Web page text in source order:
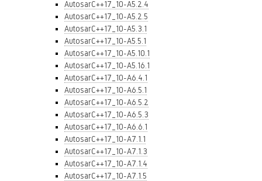
AutosarC++17_10-A5.2.4
AutosarC++17_10-A5.2.5
AutosarC++17_10-A5.3.1
AutosarC++17_10-A5.5.1
AutosarC++17_10-A5.10.1
AutosarC++17_10-A5.16.1
AutosarC++17_10-A6.4.1
AutosarC++17_10-A6.5.1
AutosarC++17_10-A6.5.2
AutosarC++17_10-A6.5.3
AutosarC++17_10-A6.6.1
AutosarC++17_10-A7.1.1
AutosarC++17_10-A7.1.3
AutosarC++17_10-A7.1.4
AutosarC++17_10-A7.1.5